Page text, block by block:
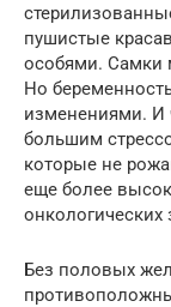
пушистые
особями. Самки
Но
изменениями. И
большим
которые не
еще более
онкологических
Без половых